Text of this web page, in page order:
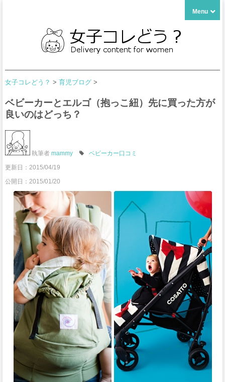
Menu
女子コレどう？ > 育児ブログ >
ベビーカーとエルゴ（抱っこ紐）先に買った方が
良いのはどっち？
執筆者 mammy
ベビーカー口コミ
更新日： 2015/04/19
公開日：2015/01/20